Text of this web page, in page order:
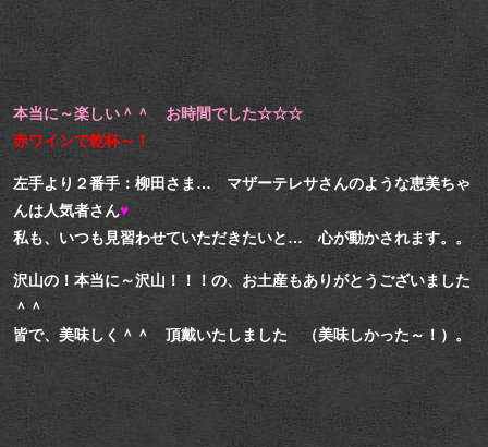
本当に～楽しい＾＾ お時間でした☆☆☆
赤ワインで乾杯～！
左手より２番手：柳田さま… マザーテレサさんのような恵美ちゃ
んは人気者さん♥
私も、いつも見習わせていただきたいと… 心が動かされます。。
沢山の！本当に～沢山！！！の、お土産もありがとうございました
＾＾
皆で、美味しく＾＾ 頂戴いたしました （美味しかった～！）。